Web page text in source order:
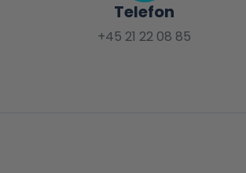
Telefon
+45 21 22 08 85